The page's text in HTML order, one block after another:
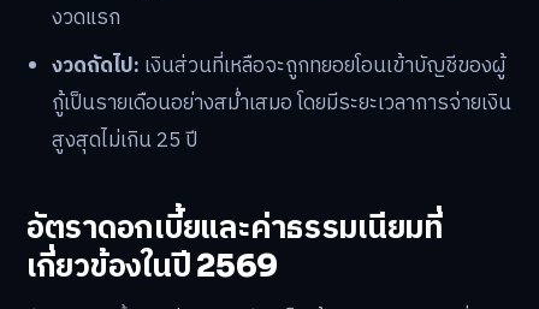
งวดแรก
งวดถัดไป: เงินส่วนที่เหลือจะถูกทยอยโอนเข้าบัญชีของผู้
กู้เป็นรายเดือนอย่างสม่ำเสมอ โดยมีระยะเวลาการจ่ายเงิน
สูงสุดไม่เกิน 25 ปี
อัตราดอกเบี้ยและค่าธรรมเนียมที่
เกี่ยวข้องในปี 2569